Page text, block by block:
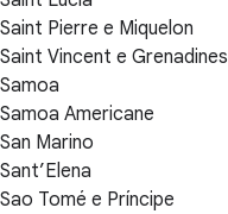
Saint Pierre e Miquelon
Saint Vincent e Grenadines
Samoa
Samoa Americane
San Marino
Sant’Elena
Sao Tomé e Príncipe